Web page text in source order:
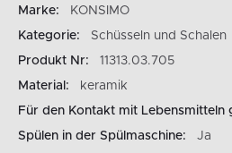
Marke:
KONSIMO
Kategorie:
Schüsseln und Schalen
Produkt Nr:
11313.03.705
Material:
keramik
Für den Kontakt mit Lebensmitteln
Spülen in der Spülmaschine:
Ja